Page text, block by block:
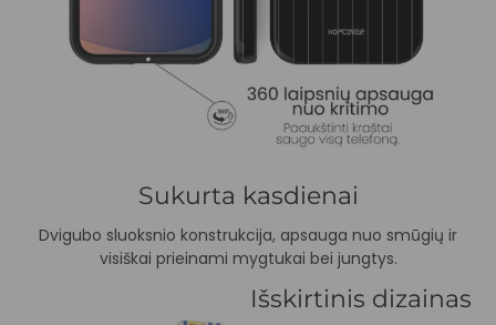
Sukurta kasdienai
Dvigubo sluoksnio konstrukcija, apsauga nuo smūgių ir
visiškai prieinami mygtukai bei jungtys.
Išskirtinis dizainas